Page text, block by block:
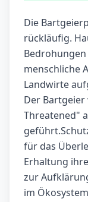
Die
rückläufig.
menschliche
Landwirte
Der
Threatened"
für das
Erhaltung
zur
im